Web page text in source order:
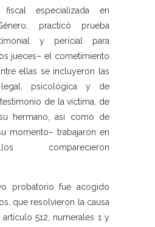
fiscal especializada en
practicó prueba
y pericial para
jueces– el cometimiento
ellas se incluyeron las
legal, psicológica y de
de la víctima, de
hermano, así como de
momento– trabajaron en
comparecieron
probatorio fue acogido
que resolvieron la causa
512, numerales 1 y